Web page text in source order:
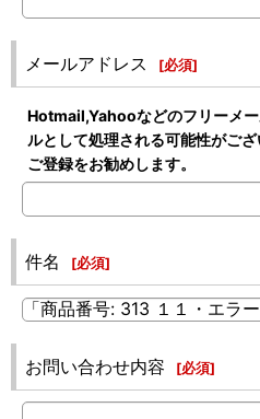
メールアドレス [必須]
Hotmail,Yahooなどのフリーメ
ルとして処理される可能性がご
ご登録をお勧めします。
件名 [必須]
お問い合わせ内容 [必須]